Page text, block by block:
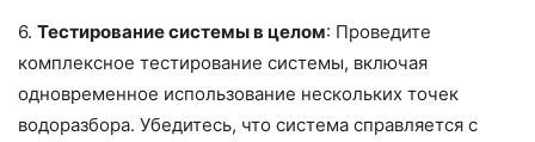
6. Тестирование системы в целом: Проведите
комплексное тестирование системы, включая
одновременное использование нескольких точек
водоразбора. Убедитесь, что система справляется с